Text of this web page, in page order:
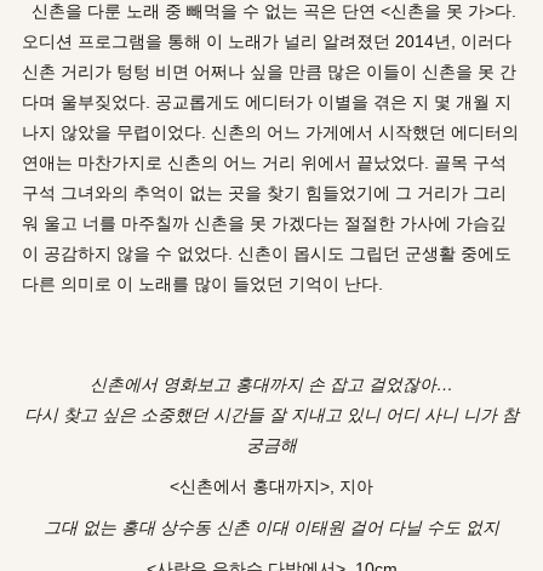
신촌을 다룬 노래 중 빼먹을 수 없는 곡은 단연 <신촌을 못 가>다.
오디션 프로그램을 통해 이 노래가 널리 알려졌던 2014년, 이러다
신촌 거리가 텅텅 비면 어쩌나 싶을 만큼 많은 이들이 신촌을 못 간
다며 울부짖었다. 공교롭게도 에디터가 이별을 겪은 지 몇 개월 지
나지 않았을 무렵이었다. 신촌의 어느 가게에서 시작했던 에디터의
연애는 마찬가지로 신촌의 어느 거리 위에서 끝났었다. 골목 구석
구석 그녀와의 추억이 없는 곳을 찾기 힘들었기에 그 거리가 그리
워 울고 너를 마주칠까 신촌을 못 가겠다는 절절한 가사에 가슴깊
이 공감하지 않을 수 없었다. 신촌이 몹시도 그립던 군생활 중에도
다른 의미로 이 노래를 많이 들었던 기억이 난다.
신촌에서 영화보고 홍대까지 손 잡고 걸었잖아…
다시 찾고 싶은 소중했던 시간들 잘 지내고 있니 어디 사니 니가 참
궁금해
<신촌에서 홍대까지>, 지아
그대 없는 홍대 상수동 신촌 이대 이태원 걸어 다닐 수도 없지